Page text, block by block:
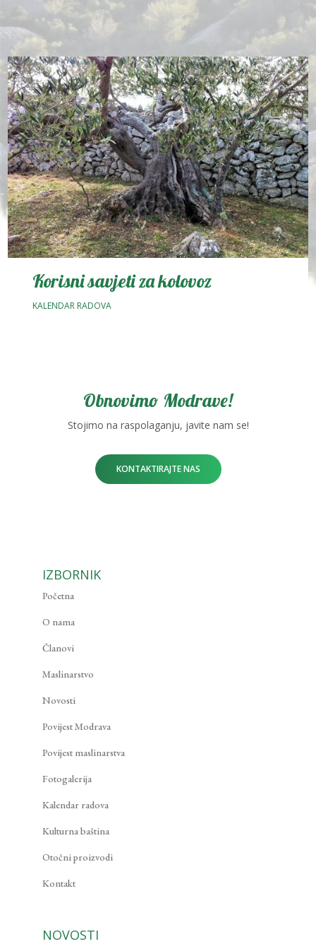
Korisni savjeti za kolovoz
KALENDAR RADOVA
Obnovimo Modrave!
Stojimo na raspolaganju, javite nam se!
KONTAKTIRAJTE NAS
IZBORNIK
Početna
O nama
Članovi
Maslinarstvo
Novosti
Povijest Modrava
Povijest maslinarstva
Fotogalerija
Kalendar radova
Kulturna baština
Otočni proizvodi
Kontakt
NOVOSTI